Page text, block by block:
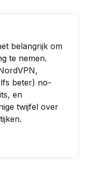
belangrijk om
te nemen.
beter) no-
en
twijfel over